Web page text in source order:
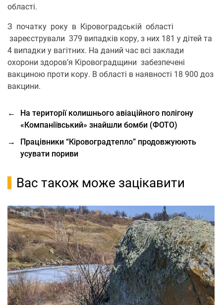
області.
З початку року в Кіровоградській області
зареєстрували 379 випадків кору, з них 181 у дітей та
4 випадки у вагітних. На даний час всі заклади
охорони здоров’я Кіровоградщини забезпечені
вакциною проти кору. В області в наявності 18 900 доз
вакцини.
←
На території колишнього авіаційного полігону
«Компаніївський» знайшли бомби (ФОТО)
→
Працівники “Кіровоградтепло” продовжуюють
усувати пориви
Вас також може зацікавити